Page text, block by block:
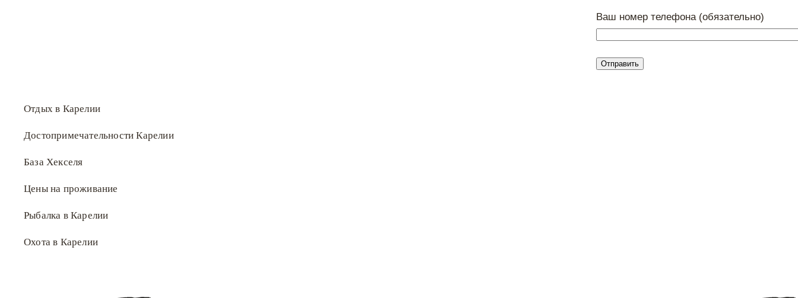
Ваш номер телефона (обязательно)
Отдых в Карелии
Достопримечательности Карелии
База Хекселя
Цены на проживание
Рыбалка в Карелии
Охота в Карелии